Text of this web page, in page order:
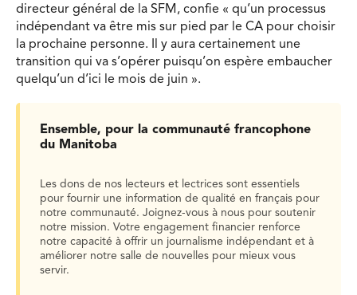
directeur général de la SFM, confie « qu’un processus
indépendant va être mis sur pied par le CA pour choisir
la prochaine personne. Il y aura certainement une
transition qui va s’opérer puisqu’on espère embaucher
quelqu’un d’ici le mois de juin ».
Ensemble, pour la communauté francophone
du Manitoba
Les dons de nos lecteurs et lectrices sont essentiels
pour fournir une information de qualité en français pour
notre communauté. Joignez-vous à nous pour soutenir
notre mission. Votre engagement financier renforce
notre capacité à offrir un journalisme indépendant et à
améliorer notre salle de nouvelles pour mieux vous
servir.